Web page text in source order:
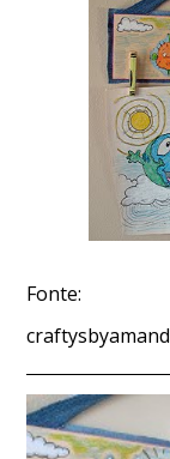
Fonte: